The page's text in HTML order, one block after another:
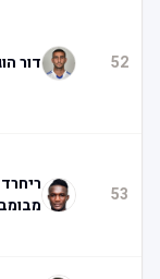
52 דור הוגי
53
ריחרד
מבומבו